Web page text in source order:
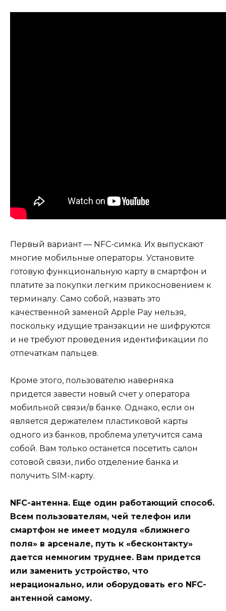
Первый вариант — NFC-симка. Их выпускают
многие мобильные операторы. Установите
готовую функциональную карту в смартфон и
платите за покупки легким прикосновением к
терминалу. Само собой, назвать это
качественной заменой Apple Pay нельзя,
поскольку идущие транзакции не шифруются
и не требуют проведения идентификации по
отпечаткам пальцев.
Кроме этого, пользователю наверняка
придется завести новый счет у оператора
мобильной связи/в банке. Однако, если он
является держателем пластиковой карты
одного из банков, проблема улетучится сама
собой. Вам только останется посетить салон
сотовой связи, либо отделение банка и
получить SIM-карту.
NFC-антенна. Еще один работающий способ.
Всем пользователям, чей телефон или
смартфон не имеет модуля «ближнего
поля» в арсенале, путь к «бесконтакту»
дается немногим труднее. Вам придется
или заменить устройство, что
нерационально, или оборудовать его NFC-
антенной самому.